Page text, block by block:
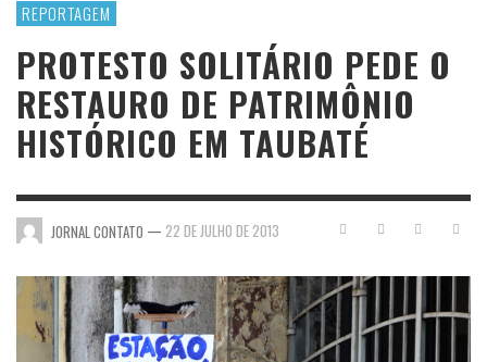
REPORTAGEM
PROTESTO SOLITÁRIO PEDE O
RESTAURO DE PATRIMÔNIO
HISTÓRICO EM TAUBATÉ
JORNAL CONTATO — 22 DE JULHO DE 2013